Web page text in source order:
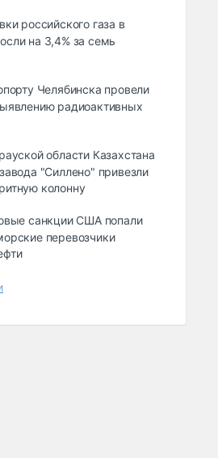
российского газа в
на 3,4% за семь
Челябинска провели
радиоактивных
области Казахстана
"Силлено" привезли
колонну
санкции США попали
перевозчики